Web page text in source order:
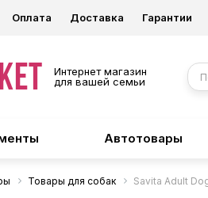
Оплата Доставка Гарантии
Интернет магазин
для вашей семьи
Автотовары
Товары для собак Savita Adult